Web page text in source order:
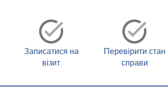
Записатися на
візит
Перевірити стан
справи